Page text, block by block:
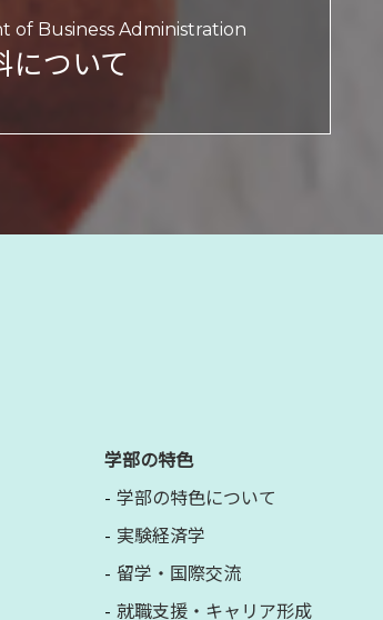
of Business Administration
について
学部の特色
学部の特色について
実験経済学
留学・国際交流
就職支援・キャリア形成